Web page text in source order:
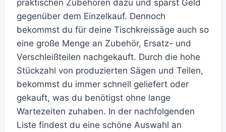
praktischen Zubehören dazu und sparst Geld
gegenüber dem Einzelkauf. Dennoch
bekommst du für deine Tischkreissäge auch so
eine große Menge an Zubehör, Ersatz- und
Verschleißteilen nachgekauft. Durch die hohe
Stückzahl von produzierten Sägen und Teilen,
bekommst du immer schnell geliefert oder
gekauft, was du benötigst ohne lange
Wartezeiten zuhaben. In der nachfolgenden
Liste findest du eine schöne Auswahl an